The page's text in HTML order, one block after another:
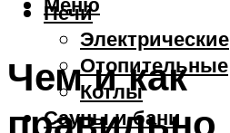
Печи
Электрические
Отопительные
Котлы
Сауны и бани
Чем и как
правильно